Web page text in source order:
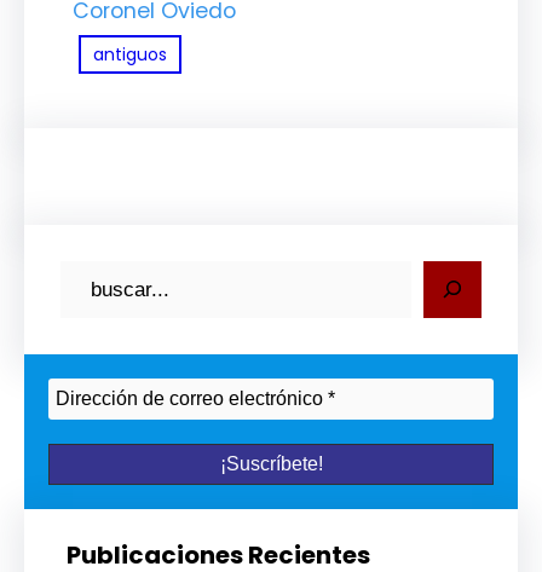
Coronel Oviedo
antiguos
s
c
a
Publicaciones Recientes